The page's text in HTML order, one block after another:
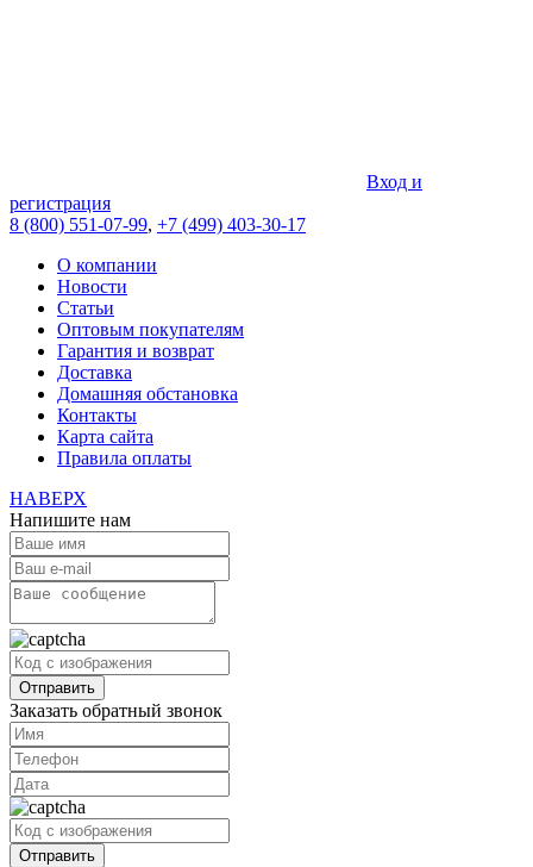
Вход и
регистрация
8 (800) 551-07-99, +7 (499) 403-30-17
О компании
Новости
Статьи
Оптовым покупателям
Гарантия и возврат
Доставка
Домашняя обстановка
Контакты
Карта сайта
Правила оплаты
НАВЕРХ
Напишите нам
Заказать обратный звонок